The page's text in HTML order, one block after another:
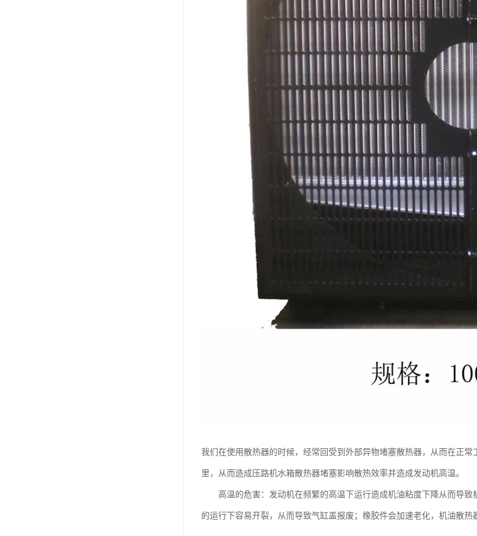
我们在使用散热器的时候，经常回受到外部异物堵塞散热器，从而在正
里，从而造成压路机水箱散热器堵塞影响散热效率并造成发动机高温。
高温的危害：发动机在频繁的高温下运行造成机油粘度下降从而导致
的运行下容易开裂，从而导致气缸盖报废；橡胶件会加速老化，机油散